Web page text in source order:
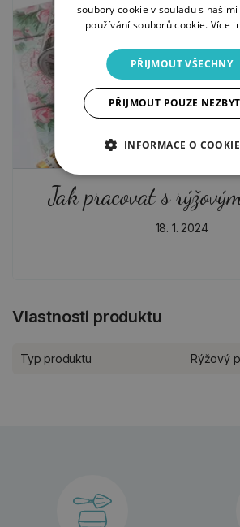
Jak pracovat s
18. 1. 2024
Vlastnosti produktu
Typ produktu Rýžový
soubory cookie v souladu s
používání souborů cookie. Více
PŘIJMOUT VŠECHNY
PŘIJMOUT POUZE
INFORMACE O